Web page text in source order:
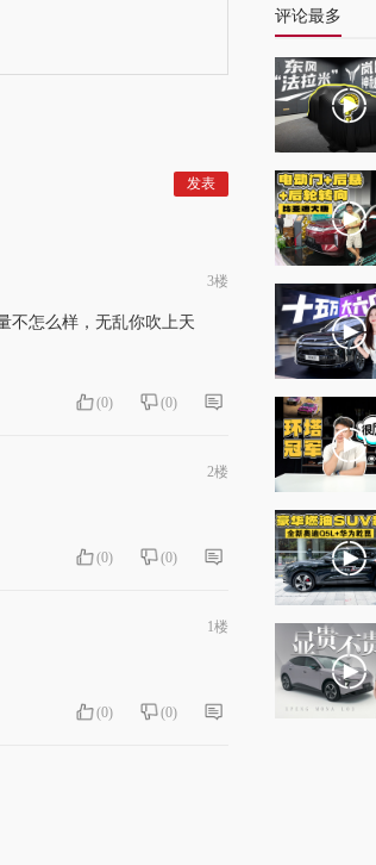
3楼
不怎么样，无乱你吹上天
(0) (0)
2楼
(0) (0)
1楼
(0) (0)
评论最多